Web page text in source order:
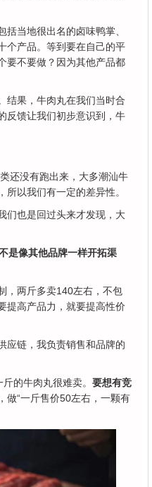
当地很出名的卤味鸭掌、
个产品。等到要在自己的平
要不要做？因为其他产品都
结果，牛肉丸在我们当时合
馈让我们初步意识到，牛
还没有跑出来，大多潮汕牛
以我们有一定的差异性。
们也是回过头来才发现，大
是像其他品牌一样开拓渠
，两斤多卖140左右，不包
提高产品力，就要提高性价
应链，我负责销售和品牌的
的牛肉丸很难卖。 要想有竞
做“一斤售价50左右，一颗有